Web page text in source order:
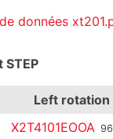
données
Left rotation
X2T4101EOOA